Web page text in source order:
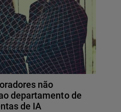
não
departamento de
de IA